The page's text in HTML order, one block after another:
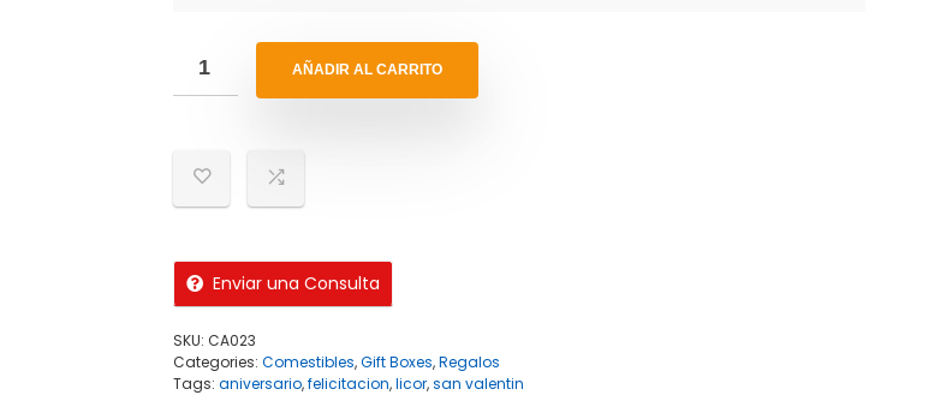
AÑADIR AL CARRITO
Enviar una Consulta
SKU: CA023
Categories: Comestibles,Gift Boxes,Regalos
Tags: aniversario,felicitacion,licor,san valentin